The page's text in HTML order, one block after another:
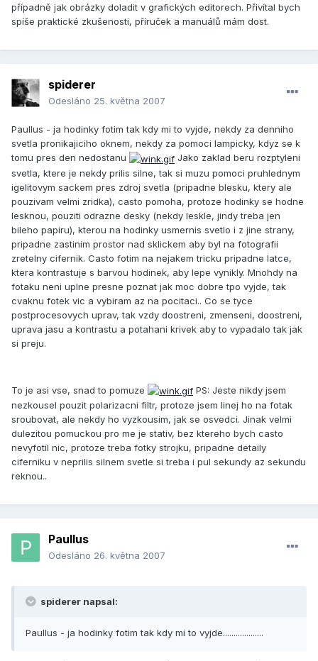
případně jak obrázky doladit v grafických editorech. Přivítal bych
spíše praktické zkušenosti, příruček a manuálů mám dost.
spiderer
Odesláno 25. května 2007
Paullus - ja hodinky fotim tak kdy mi to vyjde, nekdy za denniho
svetla pronikajiciho oknem, nekdy za pomoci lampicky, kdyz se k
tomu pres den nedostanu
Jako zaklad beru rozptyleni
svetla, ktere je nekdy prilis silne, tak si muzu pomoci pruhlednym
igelitovym sackem pres zdroj svetla (pripadne blesku, ktery ale
pouzivam velmi zridka), casto pomoha, protoze hodinky se hodne
lesknou, pouziti odrazne desky (nekdy leskle, jindy treba jen
bileho papiru), kterou na hodinky usmernis svetlo i z jine strany,
pripadne zastinim prostor nad sklickem aby byl na fotografii
zretelny cifernik. Casto fotim na nejakem tricku pripadne latce,
ktera kontrastuje s barvou hodinek, aby lepe vynikly. Mnohdy na
fotaku neni uplne presne poznat jak moc dobre tpo vyjde, tak
cvaknu fotek vic a vybiram az na pocitaci.. Co se tyce
postprocesovych uprav, tak vzdy doostreni, zmenseni, doostreni,
uprava jasu a kontrastu a potahani krivek aby to vypadalo tak jak
si preju.
To je asi vse, snad to pomuze
PS: Jeste nikdy jsem
nezkousel pouzit polarizacni filtr, protoze jsem linej ho na fotak
sroubovat, ale nekdy ho vyzkousim, jak se osvedci. Jinak velmi
dulezitou pomuckou pro me je stativ, bez ktereho bych casto
nevyfotil nic, protoze treba fotky strojku, pripadne detaily
ciferniku v neprilis silnem svetle si treba i pul sekundy az sekundu
reknou..
Paullus
Odesláno 26. května 2007
spiderer napsal:
Paullus - ja hodinky fotim tak kdy mi to vyjde...................